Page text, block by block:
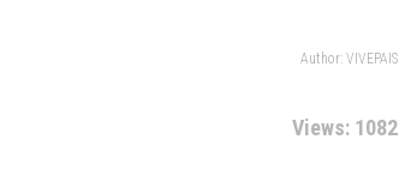
Author: VIVEPAIS
Views: 1082